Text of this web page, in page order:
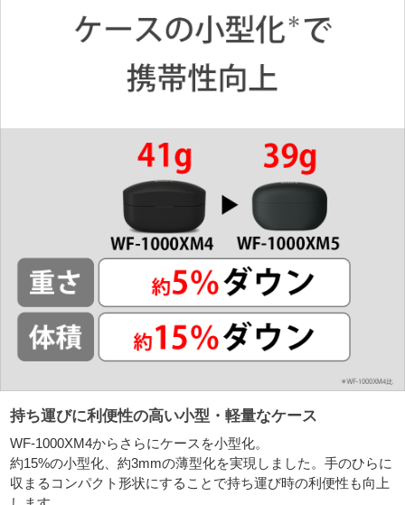
持ち運びに利便性の高い小型・軽量なケース
WF-1000XM4からさらにケースを小型化。
約15%の小型化、約3mmの薄型化を実現しました。手のひらに
収まるコンパクト形状にすることで持ち運び時の利便性も向上